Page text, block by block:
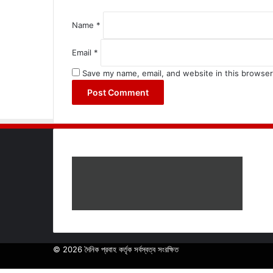
Name *
Email *
Save my name, email, and website in this
© 2026 দৈনিক প্রবাহ কর্তৃক সর্বস্বত্ব সংরক্ষিত